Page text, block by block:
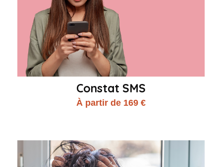
Constat SMS
À partir de 169 €